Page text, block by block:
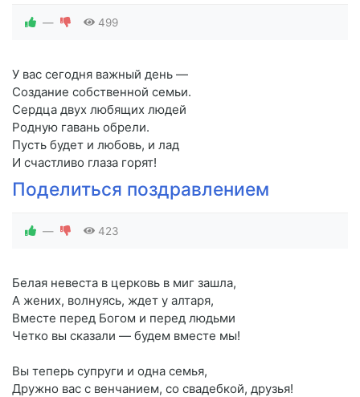
— 499
У вас сегодня важный день —
Создание собственной семьи.
Сердца двух любящих людей
Родную гавань обрели.
Пусть будет и любовь, и лад
И счастливо глаза горят!
Поделиться поздравлением
— 423
Белая невеста в церковь в миг зашла,
А жених, волнуясь, ждет у алтаря,
Вместе перед Богом и перед людьми
Четко вы сказали — будем вместе мы!
Вы теперь супруги и одна семья,
Дружно вас с венчанием, со свадебкой, друзья!